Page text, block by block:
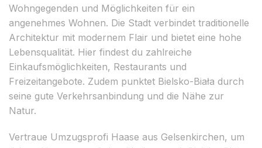
Wohngegenden und Möglichkeiten für ein
angenehmes Wohnen. Die Stadt verbindet traditionelle
Architektur mit modernem Flair und bietet eine hohe
Lebensqualität. Hier findest du zahlreiche
Einkaufsmöglichkeiten, Restaurants und
Freizeitangebote. Zudem punktet Bielsko-Biała durch
seine gute Verkehrsanbindung und die Nähe zur
Natur.
Vertraue Umzugsprofi Haase aus Gelsenkirchen, um